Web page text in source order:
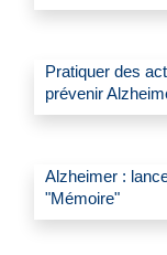
Pratiquer des
prévenir
Alzheimer :
"Mémoire"